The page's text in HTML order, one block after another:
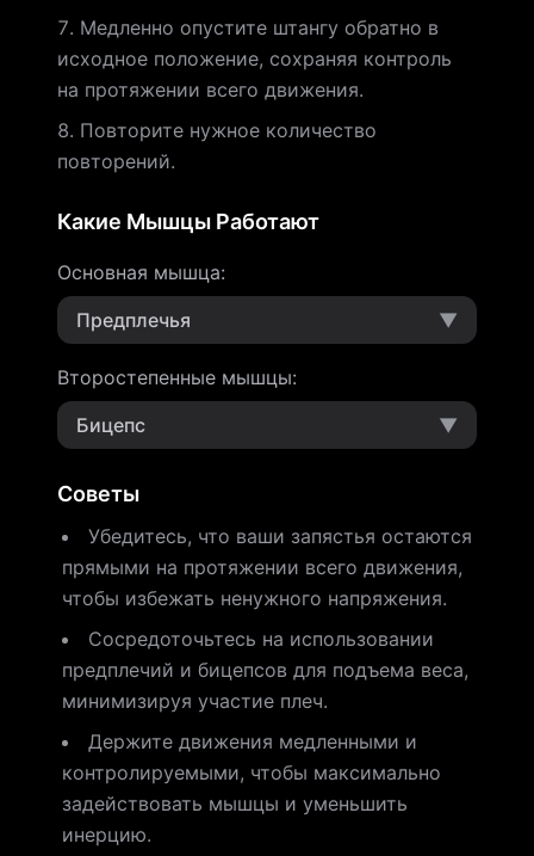
Медленно опустите штангу обратно в
исходное положение, сохраняя контроль
на протяжении всего движения.
Повторите нужное количество
повторений.
Какие Мышцы Работают
Основная мышца:
Предплечья
▼
Второстепенные мышцы:
Бицепс
▼
Советы
Убедитесь, что ваши запястья остаются
прямыми на протяжении всего движения,
чтобы избежать ненужного напряжения.
Сосредоточьтесь на использовании
предплечий и бицепсов для подъема веса,
минимизируя участие плеч.
Держите движения медленными и
контролируемыми, чтобы максимально
задействовать мышцы и уменьшить
инерцию.